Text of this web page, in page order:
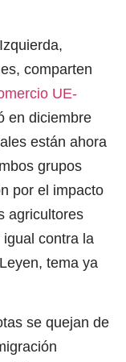
comparten
UE-
en diciembre
están ahora
grupos
por el impacto
agricultores
contra la
tema ya
se quejan de